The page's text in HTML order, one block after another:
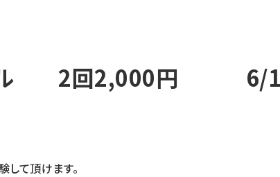
ール 2回2,000円 6/
て頂けます。